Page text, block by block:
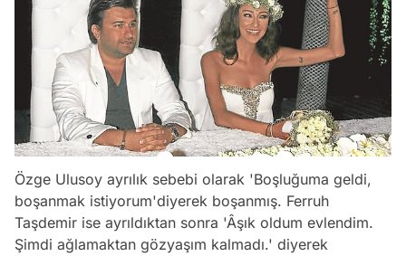
Özge Ulusoy ayrılık sebebi olarak 'Boşluğuma geldi,
boşanmak istiyorum'diyerek boşanmış. Ferruh
Taşdemir ise ayrıldıktan sonra 'Âşık oldum evlendim.
Şimdi ağlamaktan gözyaşım kalmadı.' diyerek